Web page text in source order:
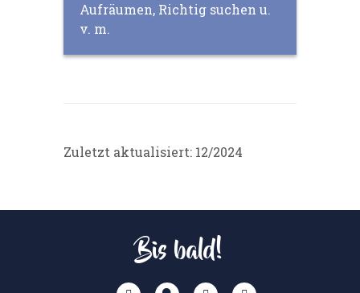
Aufräumen, Richtig suchen u.
v. m.
Zuletzt aktualisiert: 12/2024
Bis bald!